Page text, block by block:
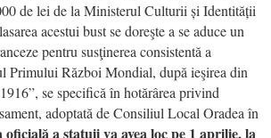
de lei de la Ministerul Culturii și Identității
acestui bust se doreşte a se aduce un
pentru susţinerea consistentă a
Primului Război Mondial, după ieşirea din
se specifică în hotărârea privind
adoptată de Consiliul Local Oradea în
oficială a statuii va avea loc pe 1 aprilie, la